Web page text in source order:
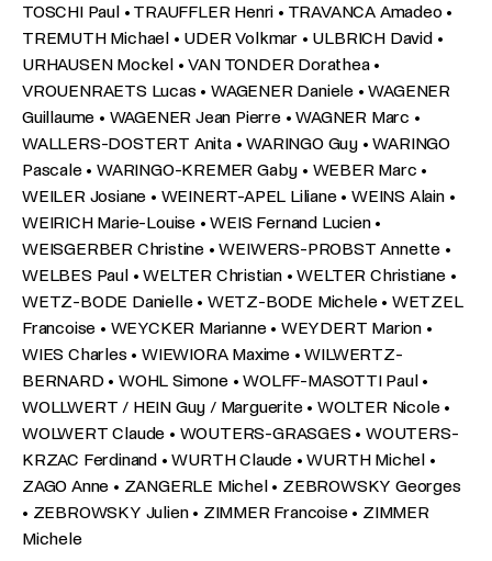
TOSCHI Paul • TRAUFFLER Henri • TRAVANCA Amadeo •
TREMUTH Michael • UDER Volkmar • ULBRICH David •
URHAUSEN Mockel • VAN TONDER Dorathea •
VROUENRAETS Lucas • WAGENER Daniele • WAGENER
Guillaume • WAGENER Jean Pierre • WAGNER Marc •
WALLERS-DOSTERT Anita • WARINGO Guy • WARINGO
Pascale • WARINGO-KREMER Gaby • WEBER Marc •
WEILER Josiane • WEINERT-APEL Liliane • WEINS Alain •
WEIRICH Marie-Louise • WEIS Fernand Lucien •
WEISGERBER Christine • WEIWERS-PROBST Annette •
WELBES Paul • WELTER Christian • WELTER Christiane •
WETZ-BODE Danielle • WETZ-BODE Michele • WETZEL
Francoise • WEYCKER Marianne • WEYDERT Marion •
WIES Charles • WIEWIORA Maxime • WILWERTZ-
BERNARD • WOHL Simone • WOLFF-MASOTTI Paul •
WOLLWERT / HEIN Guy / Marguerite • WOLTER Nicole •
WOLWERT Claude • WOUTERS-GRASGES • WOUTERS-
KRZAC Ferdinand • WURTH Claude • WURTH Michel •
ZAGO Anne • ZANGERLE Michel • ZEBROWSKY Georges
• ZEBROWSKY Julien • ZIMMER Francoise • ZIMMER
Michele